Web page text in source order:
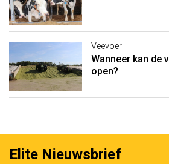
Veevoer
Wanneer kan de
open?
Elite Nieuwsbrief